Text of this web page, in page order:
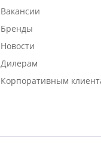
Вакансии
Бренды
Новости
Дилерам
Корпоративным